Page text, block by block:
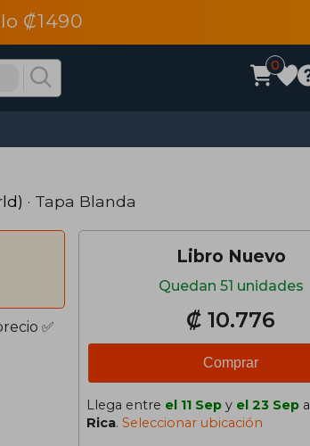
₡1490
0
· Tapa Blanda
✅
Libro Nuevo
Quedan 51 unidades
₡ 10.776
Comprar
Llega entre el 11 Sep y el 23 Sep a
Rica. Seleccionar ubicación